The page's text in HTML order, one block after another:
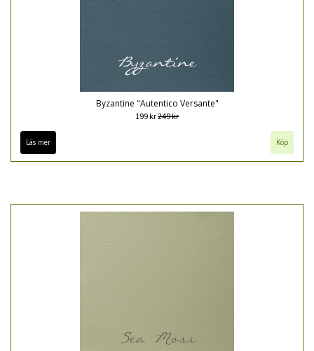
Byzantine "Autentico Versante"
199 kr249 kr
Läs mer Köp